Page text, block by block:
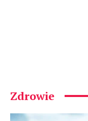
Zdrowie